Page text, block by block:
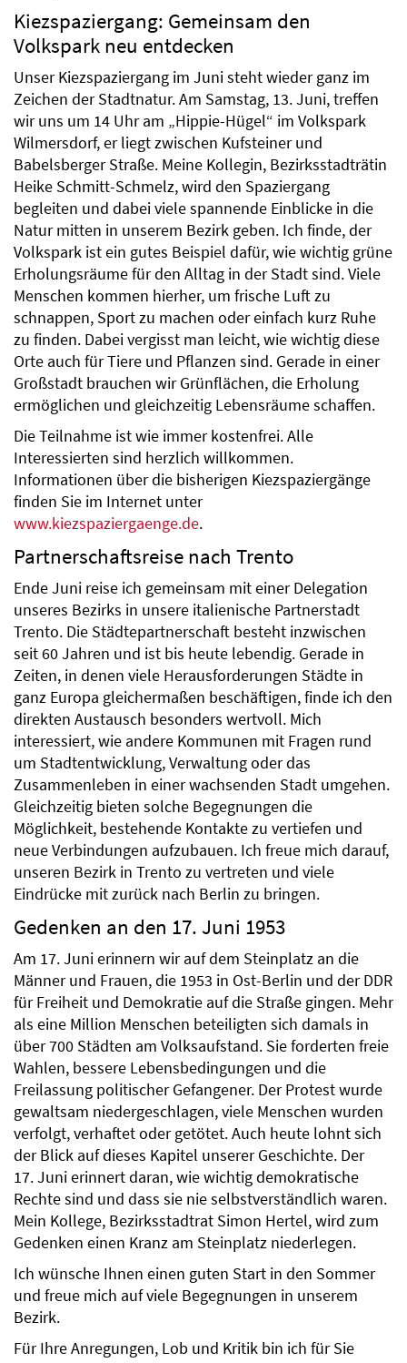
Kiezspaziergang: Gemeinsam den
Volkspark neu entdecken
Unser Kiezspaziergang im Juni steht wieder ganz im
Zeichen der Stadtnatur. Am Samstag, 13. Juni, treffen
wir uns um 14 Uhr am „Hippie-Hügel“ im Volkspark
Wilmersdorf, er liegt zwischen Kufsteiner und
Babelsberger Straße. Meine Kollegin, Bezirksstadträtin
Heike Schmitt-Schmelz, wird den Spaziergang
begleiten und dabei viele spannende Einblicke in die
Natur mitten in unserem Bezirk geben. Ich finde, der
Volkspark ist ein gutes Beispiel dafür, wie wichtig grüne
Erholungsräume für den Alltag in der Stadt sind. Viele
Menschen kommen hierher, um frische Luft zu
schnappen, Sport zu machen oder einfach kurz Ruhe
zu finden. Dabei vergisst man leicht, wie wichtig diese
Orte auch für Tiere und Pflanzen sind. Gerade in einer
Großstadt brauchen wir Grünflächen, die Erholung
ermöglichen und gleichzeitig Lebensräume schaffen.
Die Teilnahme ist wie immer kostenfrei. Alle
Interessierten sind herzlich willkommen.
Informationen über die bisherigen Kiezspaziergänge
finden Sie im Internet unter
www.kiezspaziergaenge.de.
Partnerschaftsreise nach Trento
Ende Juni reise ich gemeinsam mit einer Delegation
unseres Bezirks in unsere italienische Partnerstadt
Trento. Die Städtepartnerschaft besteht inzwischen
seit 60 Jahren und ist bis heute lebendig. Gerade in
Zeiten, in denen viele Herausforderungen Städte in
ganz Europa gleichermaßen beschäftigen, finde ich den
direkten Austausch besonders wertvoll. Mich
interessiert, wie andere Kommunen mit Fragen rund
um Stadtentwicklung, Verwaltung oder das
Zusammenleben in einer wachsenden Stadt umgehen.
Gleichzeitig bieten solche Begegnungen die
Möglichkeit, bestehende Kontakte zu vertiefen und
neue Verbindungen aufzubauen. Ich freue mich darauf,
unseren Bezirk in Trento zu vertreten und viele
Eindrücke mit zurück nach Berlin zu bringen.
Gedenken an den 17. Juni 1953
Am 17. Juni erinnern wir auf dem Steinplatz an die
Männer und Frauen, die 1953 in Ost-Berlin und der DDR
für Freiheit und Demokratie auf die Straße gingen. Mehr
als eine Million Menschen beteiligten sich damals in
über 700 Städten am Volksaufstand. Sie forderten freie
Wahlen, bessere Lebensbedingungen und die
Freilassung politischer Gefangener. Der Protest wurde
gewaltsam niedergeschlagen, viele Menschen wurden
verfolgt, verhaftet oder getötet. Auch heute lohnt sich
der Blick auf dieses Kapitel unserer Geschichte. Der
17. Juni erinnert daran, wie wichtig demokratische
Rechte sind und dass sie nie selbstverständlich waren.
Mein Kollege, Bezirksstadtrat Simon Hertel, wird zum
Gedenken einen Kranz am Steinplatz niederlegen.
Ich wünsche Ihnen einen guten Start in den Sommer
und freue mich auf viele Begegnungen in unserem
Bezirk.
Für Ihre Anregungen, Lob und Kritik bin ich für Sie